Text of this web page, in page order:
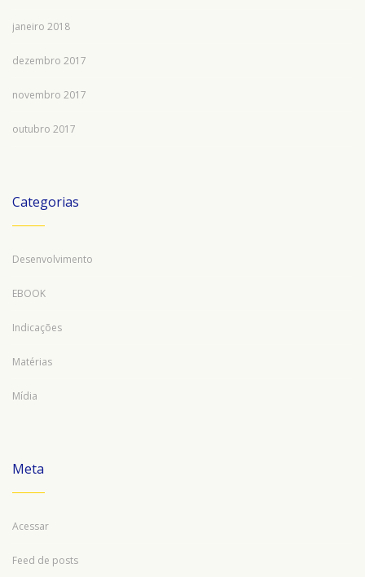
janeiro 2018
dezembro 2017
novembro 2017
outubro 2017
Categorias
Desenvolvimento
EBOOK
Indicações
Matérias
Mídia
Meta
Acessar
Feed de posts